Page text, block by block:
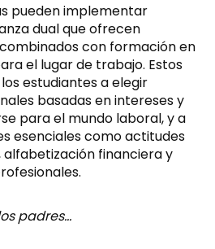
pueden implementar
dual que ofrecen
con formación en
el lugar de trabajo. Estos
estudiantes a elegir
basadas en intereses y
para el mundo laboral, y a
esenciales como actitudes
financiera y
padres…